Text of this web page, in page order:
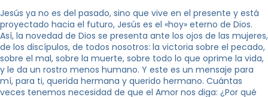
Jesús ya no es del pasado, sino que vive en el presente y está
proyectado hacia el futuro, Jesús es el «hoy» eterno de Dios.
Así, la novedad de Dios se presenta ante los ojos de las mujeres,
de los discípulos, de todos nosotros: la victoria sobre el pecado,
sobre el mal, sobre la muerte, sobre todo lo que oprime la vida,
y le da un rostro menos humano. Y este es un mensaje para
mí, para ti, querida hermana y querido hermano. Cuántas
veces tenemos necesidad de que el Amor nos diga: ¿Por qué